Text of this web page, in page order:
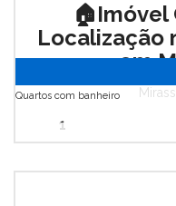
🏠Imóvel
Localização
em
Quartos com banheiro
1